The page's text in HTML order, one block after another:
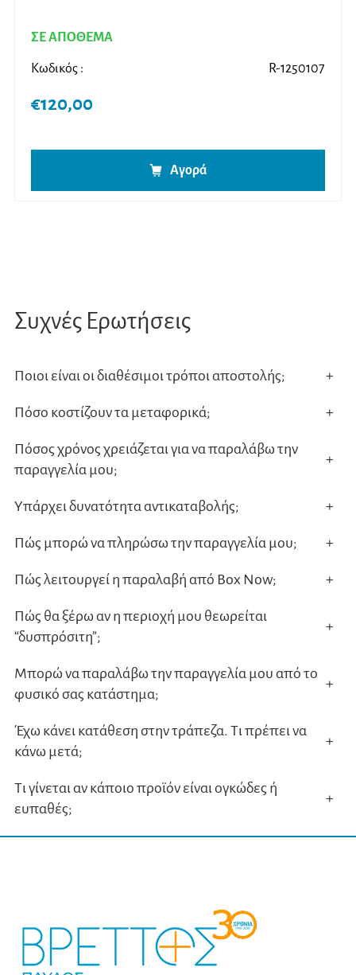
ΣΕ ΑΠΟΘΕΜΑ
Κωδικός : R-1250107
€120,00
Αγορά
Συχνές Ερωτήσεις
Ποιοι είναι οι διαθέσιμοι τρόποι αποστολής; +
Πόσο κοστίζουν τα μεταφορικά; +
Πόσος χρόνος χρειάζεται για να παραλάβω την
παραγγελία μου;
+
Υπάρχει δυνατότητα αντικαταβολής; +
Πώς μπορώ να πληρώσω την παραγγελία μου; +
Πώς λειτουργεί η παραλαβή από Box Now; +
Πώς θα ξέρω αν η περιοχή μου θεωρείται
“δυσπρόσιτη”;
+
Μπορώ να παραλάβω την παραγγελία μου από το
φυσικό σας κατάστημα;
+
Έχω κάνει κατάθεση στην τράπεζα. Τι πρέπει να
κάνω μετά;
+
Τι γίνεται αν κάποιο προϊόν είναι ογκώδες ή
ευπαθές;
+